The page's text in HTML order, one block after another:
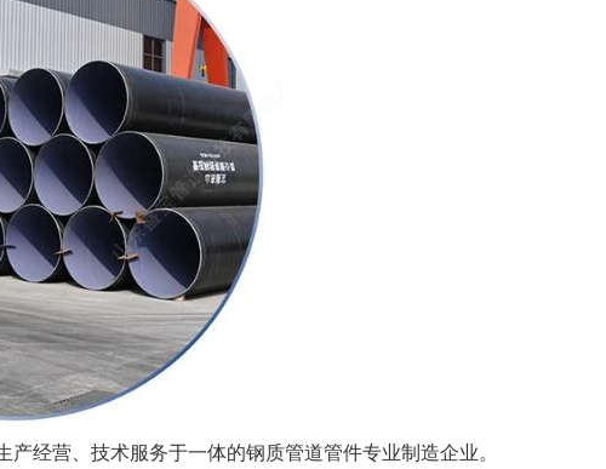
经营、技术服务于一体的钢质管道管件专业制造企业。